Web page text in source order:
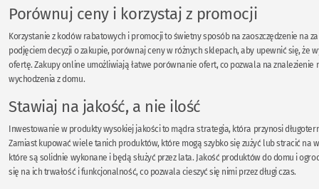
Porównuj ceny i korzystaj z promocji
Korzystanie z kodów rabatowych i promocji to świetny sposób na zaoszczędzenie na
podjęciem decyzji o zakupie, porównaj ceny w różnych sklepach, aby upewnić się, że
ofertę. Zakupy online umożliwiają łatwe porównanie ofert, co pozwala na znalezienie
wychodzenia z domu.
Stawiaj na jakość, a nie ilość
Inwestowanie w produkty wysokiej jakości to mądra strategia, która przynosi
Zamiast kupować wiele tanich produktów, które mogą szybko się zużyć lub stracić na
które są solidnie wykonane i będą służyć przez lata. Jakość produktów do domu i
się na ich trwałość i funkcjonalność, co pozwala cieszyć się nimi przez długi czas.